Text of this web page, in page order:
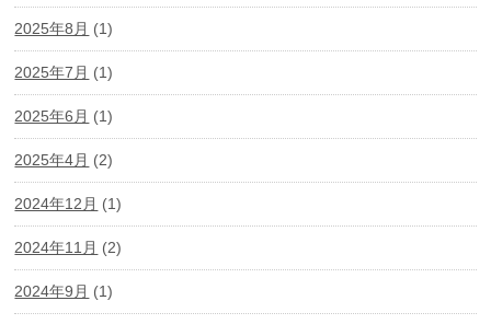
2025年8月 (1)
2025年7月 (1)
2025年6月 (1)
2025年4月 (2)
2024年12月 (1)
2024年11月 (2)
2024年9月 (1)